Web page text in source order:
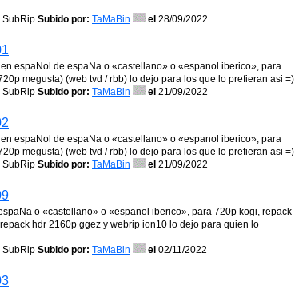
SubRip Subido por: TaMaBin el 28/09/2022
espaNol de espaNa o «castellano» o «espanol iberico», para
megusta) (web tvd / rbb) lo dejo para los que lo prefieran asi =)
SubRip Subido por: TaMaBin el 21/09/2022
espaNol de espaNa o «castellano» o «espanol iberico», para
megusta) (web tvd / rbb) lo dejo para los que lo prefieran asi =)
SubRip Subido por: TaMaBin el 21/09/2022
o «castellano» o «espanol iberico», para 720p kogi, repack
hdr 2160p ggez y webrip ion10 lo dejo para quien lo
SubRip Subido por: TaMaBin el 02/11/2022